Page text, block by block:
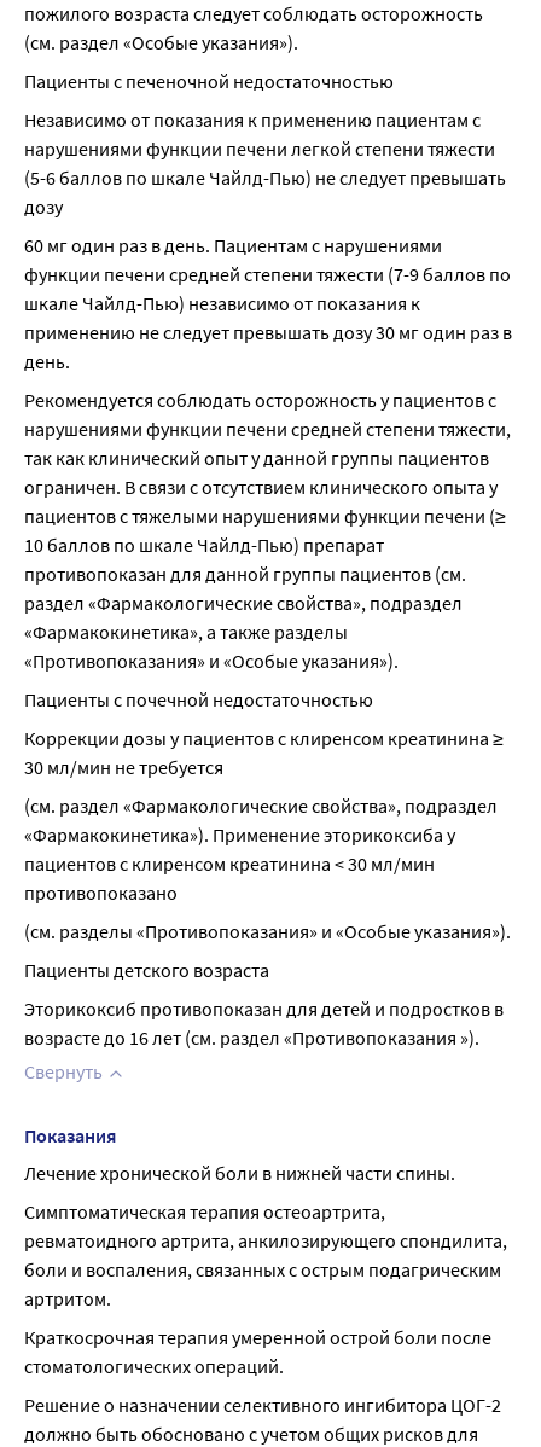
пожилого возраста следует соблюдать осторожность
(см. раздел «Особые указания»).
Пациенты с печеночной недостаточностью
Независимо от показания к применению пациентам с
нарушениями функции печени легкой степени тяжести
(5-6 баллов по шкале Чайлд-Пью) не следует превышать
дозу
60 мг один раз в день. Пациентам с нарушениями
функции печени средней степени тяжести (7-9 баллов по
шкале Чайлд-Пью) независимо от показания к
применению не следует превышать дозу 30 мг один раз в
день.
Рекомендуется соблюдать осторожность у пациентов с
нарушениями функции печени средней степени тяжести,
так как клинический опыт у данной группы пациентов
ограничен. В связи с отсутствием клинического опыта у
пациентов с тяжелыми нарушениями функции печени (≥
10 баллов по шкале Чайлд-Пью) препарат
противопоказан для данной группы пациентов (см.
раздел «Фармакологические свойства», подраздел
«Фармакокинетика», а также разделы
«Противопоказания» и «Особые указания»).
Пациенты с почечной недостаточностью
Коррекции дозы у пациентов с клиренсом креатинина ≥
30 мл/мин не требуется
(см. раздел «Фармакологические свойства», подраздел
«Фармакокинетика»). Применение эторикоксиба у
пациентов с клиренсом креатинина < 30 мл/мин
противопоказано
(см. разделы «Противопоказания» и «Особые указания»).
Пациенты детского возраста
Эторикоксиб противопоказан для детей и подростков в
возрасте до 16 лет (см. раздел «Противопоказания »).
Свернуть
Показания
Лечение хронической боли в нижней части спины.
Симптоматическая терапия остеоартрита,
ревматоидного артрита, анкилозирующего спондилита,
боли и воспаления, связанных с острым подагрическим
артритом.
Краткосрочная терапия умеренной острой боли после
стоматологических операций.
Решение о назначении селективного ингибитора ЦОГ-2
должно быть обосновано с учетом общих рисков для